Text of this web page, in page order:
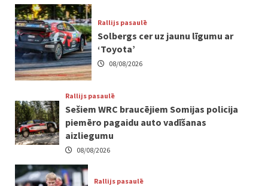
Rallijs pasaulē
Solbergs cer uz jaunu līgumu ar
‘Toyota’
08/08/2026
Rallijs pasaulē
Sešiem WRC braucējiem Somijas policija
piemēro pagaidu auto vadīšanas
aizliegumu
08/08/2026
Rallijs pasaulē